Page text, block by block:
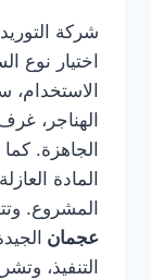
شركة
اختيار نوع
الهناجر،
الجاهزة.
المادة
المشروع.
عجمان
التنفيذ،